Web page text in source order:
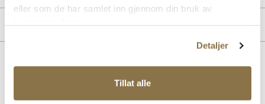
eller som de har samlet inn gjennom din bruk av
Detaljer
Tillat alle
MERKE
Lignende produkter